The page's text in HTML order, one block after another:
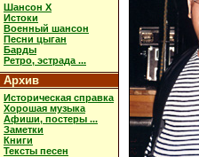
Шансон X
Истоки
Военный шансон
Песни цыган
Барды
Ретро, эстрада ...
Архив
Историческая справка
Хорошая музыка
Афиши, постеры ...
Заметки
Книги
Тексты песен